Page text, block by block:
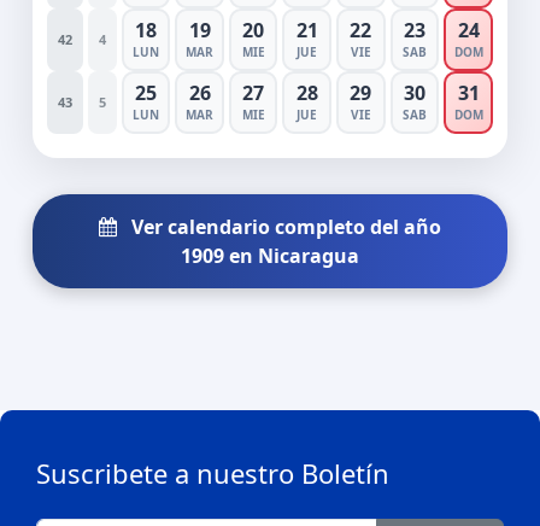
42 4 18
LUN
19
MAR
20
MIE
21
JUE
22
VIE
23
SAB
24
DOM
43 5 25
LUN
26
MAR
27
MIE
28
JUE
29
VIE
30
SAB
31
DOM
Ver calendario completo del año
1909 en Nicaragua
Suscribete a nuestro Boletín